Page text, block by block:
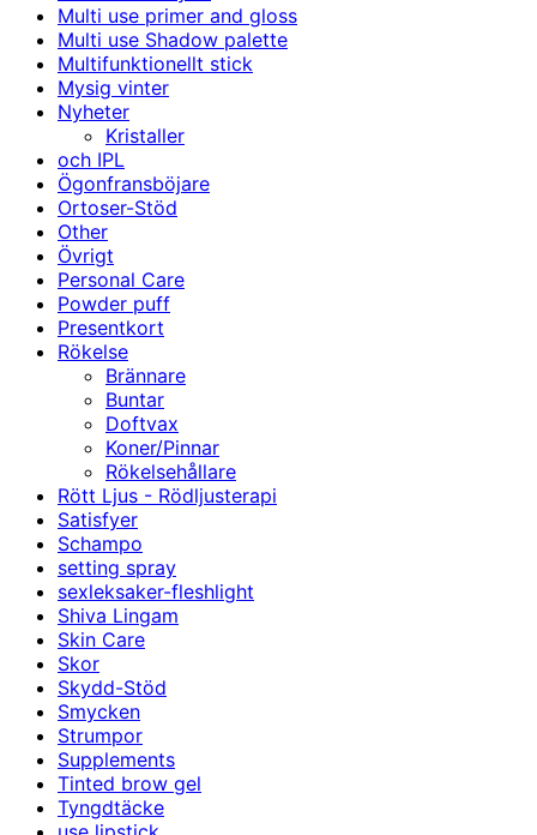
Multi use primer and gloss
Multi use Shadow palette
Multifunktionellt stick
Mysig vinter
Nyheter
Kristaller
och IPL
Ögonfransböjare
Ortoser-Stöd
Other
Övrigt
Personal Care
Powder puff
Presentkort
Rökelse
Brännare
Buntar
Doftvax
Koner/Pinnar
Rökelsehållare
Rött Ljus - Rödljusterapi
Satisfyer
Schampo
setting spray
sexleksaker-fleshlight
Shiva Lingam
Skin Care
Skor
Skydd-Stöd
Smycken
Strumpor
Supplements
Tinted brow gel
Tyngdtäcke